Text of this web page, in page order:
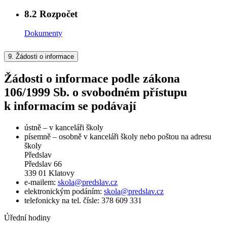
8.2 Rozpočet
Dokumenty
9. Žádosti o informace
Žádosti o informace podle zákona
106/1999 Sb. o svobodném přístupu
k informacím se podávají
ústně – v kanceláři školy
písemně – osobně v kanceláři školy nebo poštou na adresu
školy
Předslav
Předslav 66
339 01 Klatovy
e-mailem: skola@predslav.cz
elektronickým podáním: skola@predslav.cz
telefonicky na tel. čísle: 378 609 331
Úřední hodiny